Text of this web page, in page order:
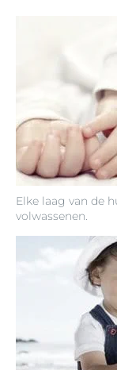
Elke laag van de
volwassenen.